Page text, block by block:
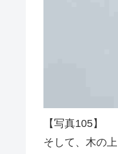
【写真105】
そして、木の